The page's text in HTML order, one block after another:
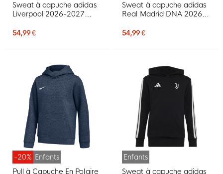
Sweat à capuche adidas
Liverpool 2026-2027
rouge
54,99 €
Sweat à capuche adidas
Real Madrid DNA 2026-
orange, bleu foncé
54,99 €
-20% Enfants
Pull à Capuche En Polaire
Enfants
Sweat à capuche adidas